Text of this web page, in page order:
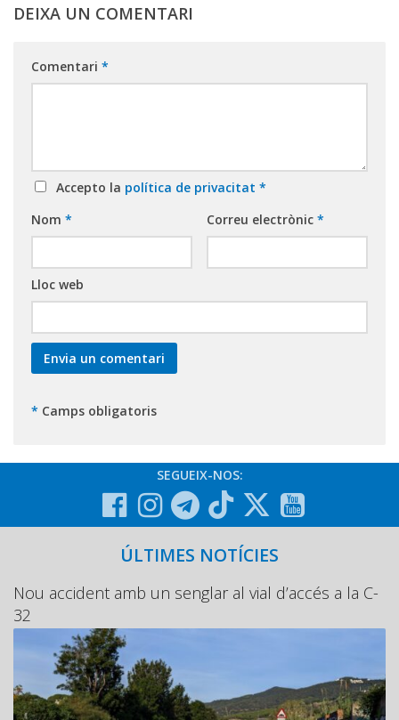
DEIXA UN COMENTARI
Comentari *
Accepto la política de privacitat *
Nom * Correu electrònic *
Lloc web
* Camps obligatoris
SEGUEIX-NOS:
ÚLTIMES NOTÍCIES
Nou accident amb un senglar al vial d’accés a la C-
32